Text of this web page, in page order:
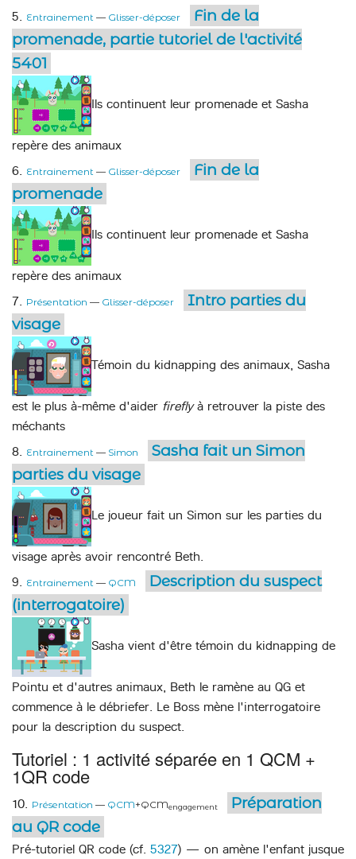
5. Entrainement — Glisser-déposer
Fin de la
promenade, partie tutoriel de l'activité
5401
Ils continuent leur promenade et Sasha
repère des animaux
6. Entrainement — Glisser-déposer
Fin de la
promenade
Ils continuent leur promenade et Sasha
repère des animaux
7. Présentation — Glisser-déposer
Intro parties du
visage
Témoin du kidnapping des animaux, Sasha
est le plus à-même d'aider fireflyà retrouver la piste des
méchants
8. Entrainement — Simon
Sasha fait un Simon
parties du visage
Le joueur fait un Simon sur les parties du
visage après avoir rencontré Beth.
9. Entrainement — QCM
Description du suspect
(interrogatoire)
Sasha vient d'être témoin du kidnapping de
Pointu et d'autres animaux, Beth le ramène au QG et
commence à le débriefer. Le Boss mène l'interrogatoire
pour la description du suspect.
Tutoriel : 1 activité séparée en 1 QCM +
1QR code
10. Présentation — QCM+QCMengagement
Préparation
au QR code
Pré-tutoriel QR code (cf. 5327) — on amène l'enfant jusque